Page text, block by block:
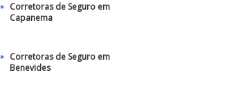
Corretoras de Seguro em
Capanema
Corretoras de Seguro em
Benevides